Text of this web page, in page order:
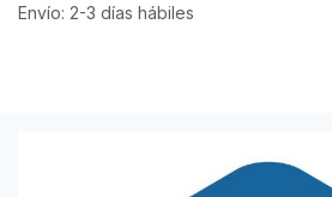
Envío: 2-3 días hábiles